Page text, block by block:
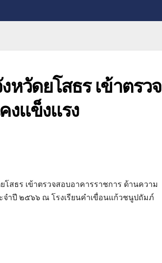
หวัดยโสธร เข้าตรวจ
งแข็งแรง
สธร เข้าตรวจสอบอาคารราชการ ด้านความ
าปี ๒๕๖๖ ณ โรงเรียนคำเขื่อนแก้วชนูปถัมภ์